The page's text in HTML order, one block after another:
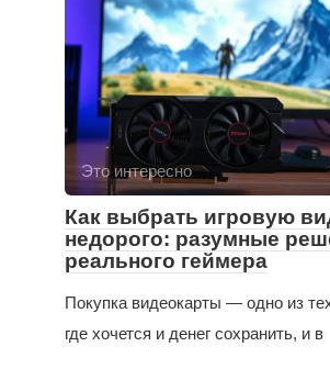
Это интересно
Как выбрать игровую
недорого: разумные
реального геймера
Покупка видеокарты — одно из
где хочется и денег сохранить, и в